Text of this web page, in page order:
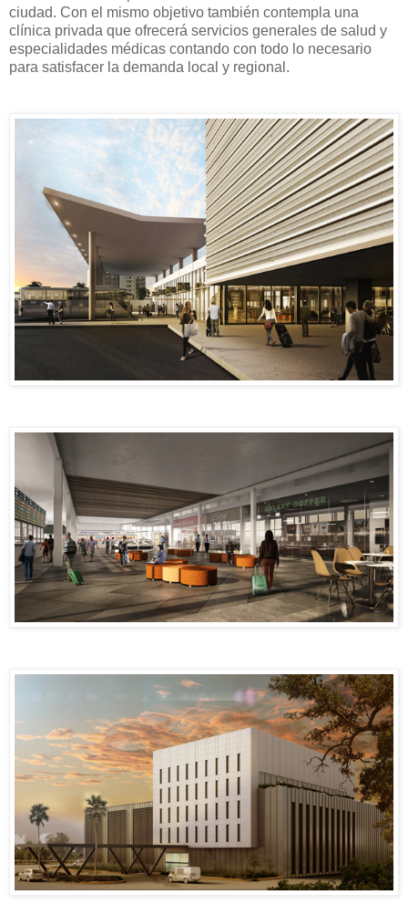
ciudad. Con el mismo objetivo también contempla una
clínica privada que ofrecerá servicios generales de salud y
especialidades médicas contando con todo lo necesario
para satisfacer la demanda local y regional.